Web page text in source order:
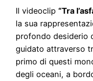
Il videoclip “Tra
la sua
profondo desiderio
guidato attraverso
primo di questi
degli oceani, a